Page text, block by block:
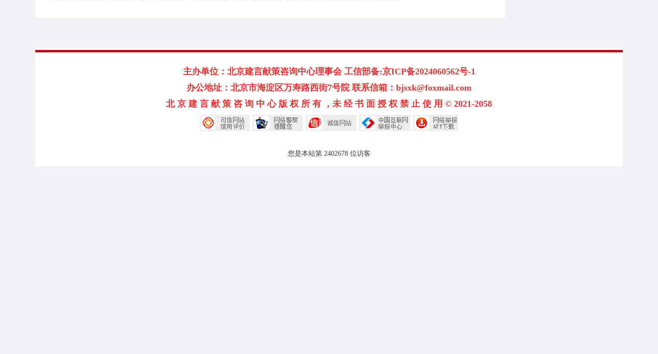
主办单位：北京建言献策咨询中心理事会 工信部备:京ICP备2024060562号-1
办公地址：北京市海淀区万寿路西街7号院 联系信箱：bjsxk@foxmail.com
北 京 建 言 献 策 咨 询 中 心 版 权 所 有 ，未 经 书 面 授 权 禁 止 使 用 © 2021-2058
您是本站第 2402678 位访客